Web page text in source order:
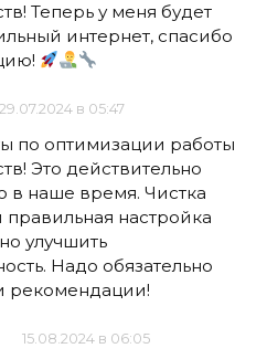
Теперь у меня будет
интернет, спасибо
29.07.2024 в 05:47
по оптимизации работы
Это действительно
в наше время. Чистка
настройка
улучшить
Надо обязательно
рекомендации!
15.08.2024 в 06:05